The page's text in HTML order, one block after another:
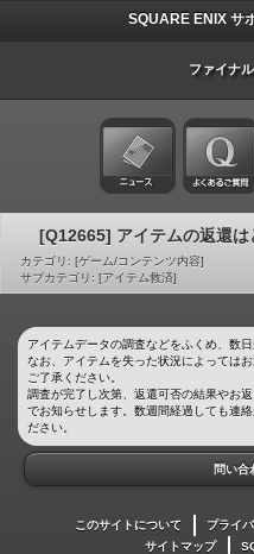
SQUARE ENIX サ
ファイナ
[Q12665] アイテムの返還は
カテゴリ: [ゲーム/コンテンツ内容]
サブカテゴリ: [アイテム救済]
アイテムデータの調査などをふくめ、数
なお、アイテムを失った状況によっては
ご了承ください。
調査が完了し次第、返還可否の結果やお
でお知らせします。数週間経過しても連
ださい。
問い合
このサイトについて プライ
サイトマップ